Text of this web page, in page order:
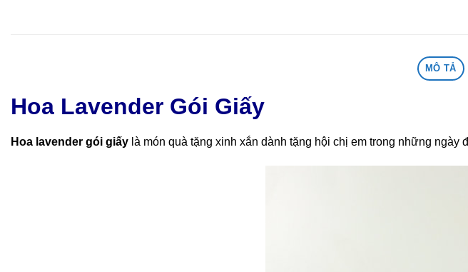
MÔ TẢ
Hoa Lavender Gói Giấy
Hoa lavender gói giấy là món quà tặng xinh xắn dành tặng hội chị em trong những